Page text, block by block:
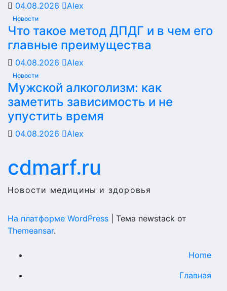
04.08.2026 Alex
Новости
Что такое метод ДПДГ и в чем его
главные преимущества
04.08.2026 Alex
Новости
Мужской алкоголизм: как
заметить зависимость и не
упустить время
04.08.2026 Alex
cdmarf.ru
Новости медицины и здоровья
На платформе WordPress
Тема newstack от
Themeansar.
Home
Главная